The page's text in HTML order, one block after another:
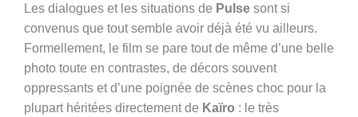
Les dialogues et les situations de Pulse sont si
convenus que tout semble avoir déjà été vu ailleurs.
Formellement, le film se pare tout de même d’une belle
photo toute en contrastes, de décors souvent
oppressants et d’une poignée de scènes choc pour la
plupart héritées directement de Kaïro : le très